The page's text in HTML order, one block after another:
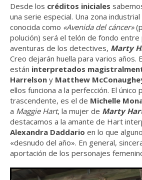
Desde los créditos iniciales
una serie especial. Una zona industrial
conocida como «Avenida del cáncer»
polución) será el telón de fondo entre
aventuras de los detectives, Marty
Creo dejarán huella para varios
están interpretados
Harrelson y Matthew
ellos funciona a la perfección. El único
trascendente, es el de Michelle
a Maggie Hart, la mujer de Marty
destacamos a la amante de Hart
Alexandra Daddario en lo que
«desnudo del año». En general,
aportación de los personajes